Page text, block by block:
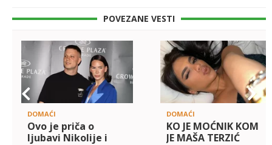
POVEZANE VESTI
DOMAĆI
Ovo je priča o
ljubavi Nikolije i
DOMAĆI
KO JE MOĆNIK KOM
JE MAŠA TERZIĆ